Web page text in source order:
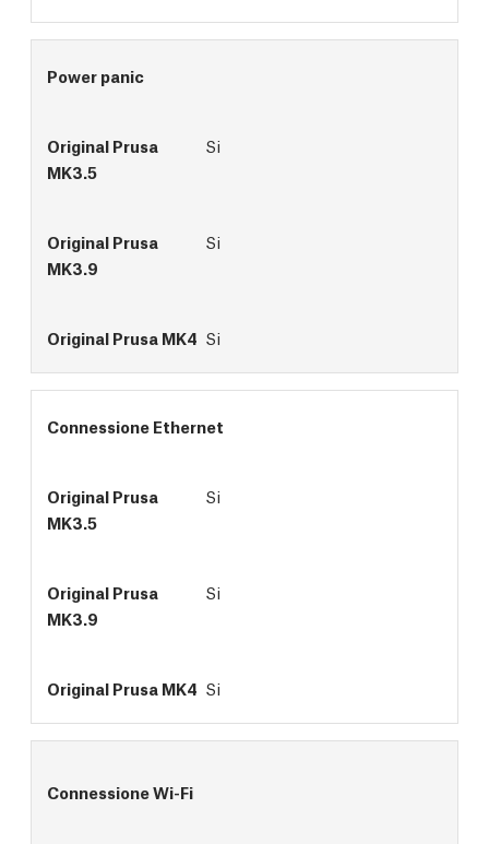
Power panic
Si
Si
Si
Connessione Ethernet
Si
Si
Si
Connessione Wi-Fi